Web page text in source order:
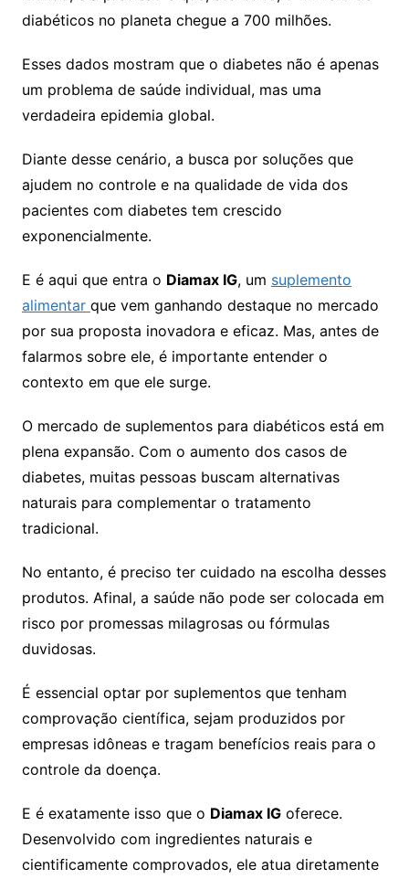
diabéticos no planeta chegue a 700 milhões.
Esses dados mostram que o diabetes não é apenas
um problema de saúde individual, mas uma
verdadeira epidemia global.
Diante desse cenário, a busca por soluções que
ajudem no controle e na qualidade de vida dos
pacientes com diabetes tem crescido
exponencialmente.
E é aqui que entra o Diamax IG, um suplemento
alimentar que vem ganhando destaque no mercado
por sua proposta inovadora e eficaz. Mas, antes de
falarmos sobre ele, é importante entender o
contexto em que ele surge.
O mercado de suplementos para diabéticos está em
plena expansão. Com o aumento dos casos de
diabetes, muitas pessoas buscam alternativas
naturais para complementar o tratamento
tradicional.
No entanto, é preciso ter cuidado na escolha desses
produtos. Afinal, a saúde não pode ser colocada em
risco por promessas milagrosas ou fórmulas
duvidosas.
É essencial optar por suplementos que tenham
comprovação científica, sejam produzidos por
empresas idôneas e tragam benefícios reais para o
controle da doença.
E é exatamente isso que o Diamax IGoferece.
Desenvolvido com ingredientes naturais e
cientificamente comprovados, ele atua diretamente